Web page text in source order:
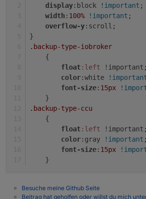
Kannst du auch eine Html machen
found by start?
display:block !important ;
width: 100% !important ;
overflow-y:scroll;
}
.backup-type-iobroker
    {
float:left !important;
color:white
font-size: 15px
    }
.backup-type-ccu
    {
float:left !important;
color:gray !important ;
font-size: 15px
    }
Besuche meine Github Seite
Beitrag hat geholfen oder willst du mich